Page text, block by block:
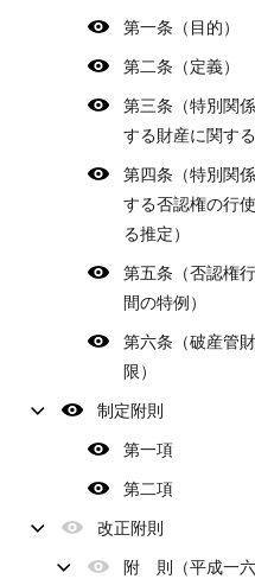
第一条（目的）
第二条（定義）
第三条（特別関
する財産に関する
第四条（特別関
する否認権の行
る推定）
第五条（否認権
間の特例）
第六条（破産管
限）
制定附則
第一項
第二項
改正附則
附 則（平成一